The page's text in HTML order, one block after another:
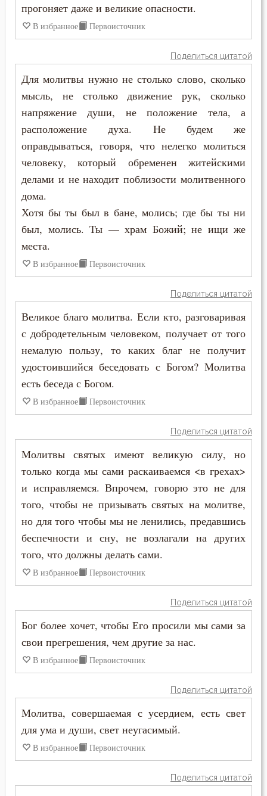
Воскресение Христово
Высокомерие
Гадание
Глаза
Гнев
Гнев Божий
Гонение
Гордость
Господь
Грех
Девство
Дело
Деньги
Добро
Добродетель
Друг
Духовная жизнь
Душа
Еда
Ересь
Женщина
Жестокость
Нектарий Оптинский (Тихонов)
Никодим Святогорец
Нил Синайский
Нил Сорский
Петр Дамаскин
Пимен Великий
Серафим Саровский
Симеон Благоговейный
Симеон Новый Богослов
Симеон Солунский
Тихон Задонский
Феодор Эдесский
Феолипт Филадельфийский
Филарет Московский (Дроздов)
прогоняет даже и великие опасности.
В избранное Первоисточник
Поделиться цитатой
Для молитвы нужно не столько слово, сколько
мысль, не столько движение рук, сколько
напряжение души, не положение тела, а
расположение духа. Не будем же
оправдываться, говоря, что нелегко молиться
человеку, который обременен житейскими
делами и не находит поблизости молитвенного
дома.
Хотя бы ты был в бане, молись; где бы ты ни
был, молись. Ты — храм Божий; не ищи же
места.
В избранное Первоисточник
Поделиться цитатой
Великое благо молитва. Если кто, разговаривая
с добродетельным человеком, получает от того
немалую пользу, то каких благ не получит
удостоившийся беседовать с Богом? Молитва
есть беседа с Богом.
В избранное Первоисточник
Поделиться цитатой
Молитвы святых имеют великую силу, но
только когда мы сами раскаиваемся <в грехах>
и исправляемся. Впрочем, говорю это не для
того, чтобы не призывать святых на молитве,
но для того чтобы мы не ленились, предавшись
беспечности и сну, не возлагали на других
того, что должны делать сами.
В избранное Первоисточник
Поделиться цитатой
Бог более хочет, чтобы Его просили мы сами за
свои прегрешения, чем другие за нас.
В избранное Первоисточник
Поделиться цитатой
Молитва, совершаемая с усердием, есть свет
для ума и души, свет неугасимый.
В избранное Первоисточник
Поделиться цитатой